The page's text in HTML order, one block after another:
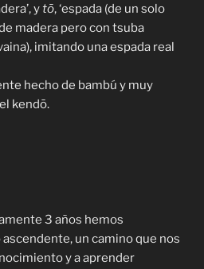
ytō, ‘espada (de un solo
madera pero con tsuba
imitando una espada real
hecho de bambú y muy
kendō.
3 años hemos
un camino que nos
y a aprender